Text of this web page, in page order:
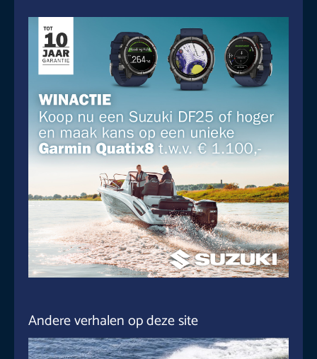
Andere verhalen op deze site